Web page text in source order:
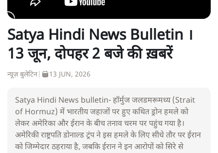
Satya Hindi News Bulletin ।
13 जून, दोपहर 2 बजे की ख़बरें
न्यूज़ बुलेटिन 13 JUN, 2026
Satya Hindi News bulletin- हॉर्मुज जलडमरूमध्य (Strait
of Hormuz) में भारतीय जहाजों पर हुए कथित ड्रोन हमले को
लेकर अमेरिका और ईरान के बीच तनाव चरम पर पहुंच गया है।
अमेरिकी राष्ट्रपति डोनाल्ड ट्रंप ने इस हमले के लिए सीधे तौर पर ईरान
को जिम्मेदार ठहराया है, जबकि ईरान ने इन आरोपों को सिरे से